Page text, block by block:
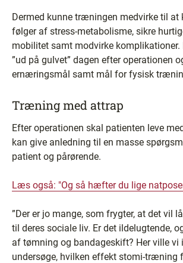
Dermed kunne træningen medvirke til at
følger af stress-metabolisme, sikre
mobilitet samt modvirke komplikationer.
”ud på gulvet” dagen efter operationen
ernæringsmål samt mål for fysisk
Træning med attrap
Efter operationen skal patienten leve
kan give anledning til en masse
patient og pårørende.
Læs også: "Og så hæfter du lige
”Der er jo mange, som frygter, at det vil
til deres sociale liv. Er det ildelugtende,
af tømning og bandageskift? Her ville vi
undersøge, hvilken effekt stomi-træning